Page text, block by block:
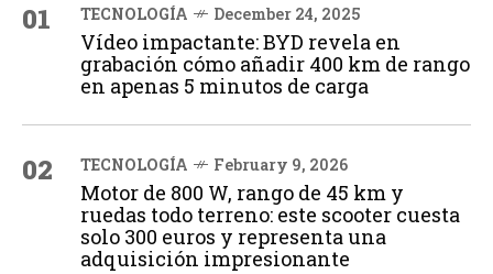
01 TECNOLOGÍA December 24, 2025
Vídeo impactante: BYD revela en
grabación cómo añadir 400 km de rango
en apenas 5 minutos de carga
02 TECNOLOGÍA February 9, 2026
Motor de 800 W, rango de 45 km y
ruedas todo terreno: este scooter cuesta
solo 300 euros y representa una
adquisición impresionante